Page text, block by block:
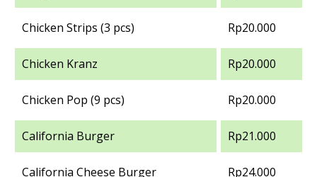
Chicken Strips (3 pcs) Rp20.000
Chicken Kranz Rp20.000
Chicken Pop (9 pcs) Rp20.000
California Burger Rp21.000
California Cheese Burger Rp24.000